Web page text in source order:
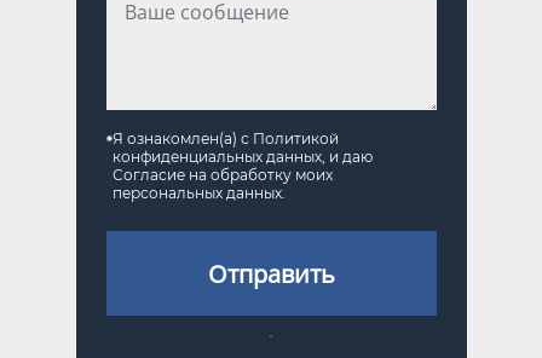
Я ознакомлен(а) с Политикой
конфиденциальных данных, и даю
Согласие на обработку моих
персональных данных.
Отправить